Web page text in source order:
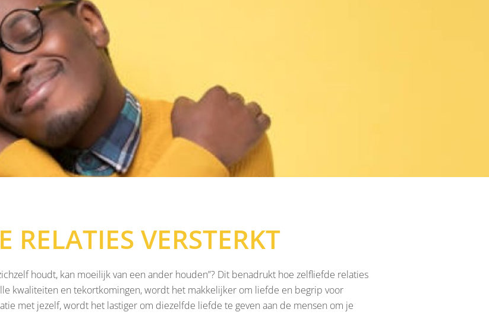
RELATIES VERSTERKT
houdt, kan moeilijk van een ander houden”? Dit benadrukt hoe zelfliefde relaties
kwaliteiten en tekortkomingen, wordt het makkelijker om liefde en begrip voor
met jezelf, wordt het lastiger om diezelfde liefde te geven aan de mensen om je